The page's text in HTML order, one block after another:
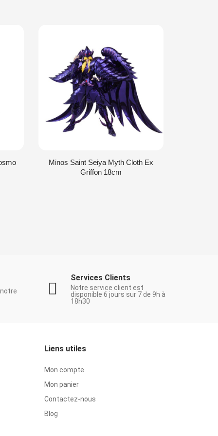
Minos Saint Seiya Myth Cloth Ex
Griffon 18cm
Services Clients
Notre service client est
disponible 6 jours sur 7 de 9h à
18h30
Liens utiles
Mon compte
Mon panier
Contactez-nous
Blog